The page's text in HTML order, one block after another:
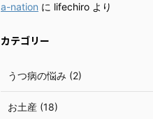
a-nation に lifechiro より
カテゴリー
うつ病の悩み (2)
お土産 (18)